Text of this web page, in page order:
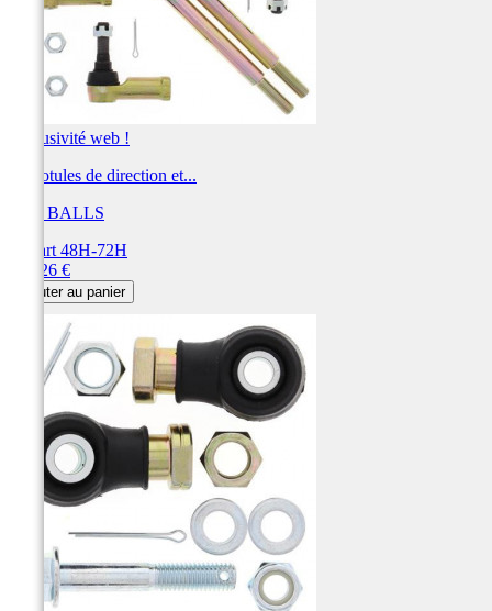
Exclusivité web !
Kit rotules de direction et...
ALL BALLS
Départ 48H-72H
170,26 €
Ajouter au panier